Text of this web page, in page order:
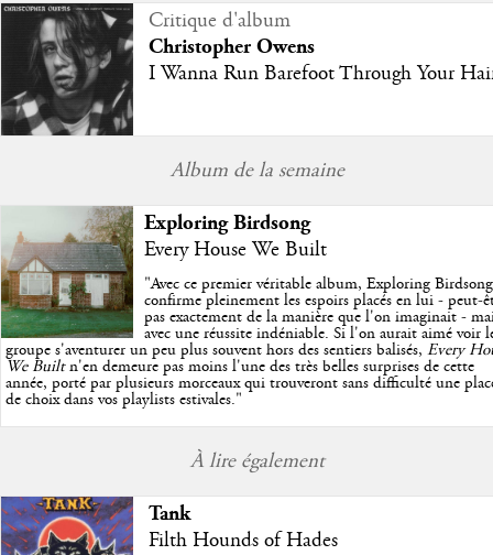
Critique d'album
Christopher Owens
I Wanna Run Barefoot Through Your
Album de la semaine
Exploring Birdsong
Every House We Built
"Avec ce premier véritable album, Exploring Birdsong
confirme pleinement les espoirs placés en lui - peut-
pas exactement de la manière que l'on imaginait -
avec une réussite indéniable. Si l'on aurait aimé voir
groupe s'aventurer un peu plus souvent hors des sentiers balisés, Every
We Builtn'en demeure pas moins l'une des très belles surprises de cette
année, porté par plusieurs morceaux qui trouveront sans difficulté une
de choix dans vos playlists estivales."
À lire également
Tank
Filth Hounds of Hades